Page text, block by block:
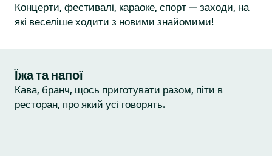
Концерти, фестивалі, караоке, спорт — заходи, на
які веселіше ходити з новими знайомими!
Їжа та напої
Кава, бранч, щось приготувати разом, піти в
ресторан, про який усі говорять.